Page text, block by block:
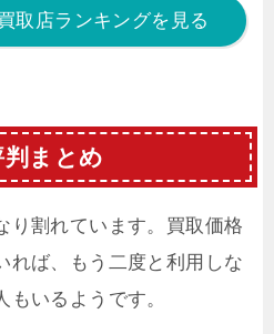
取店ランキングを見る
まとめ
り割れています。買取価格
れば、もう二度と利用しな
いるようです。